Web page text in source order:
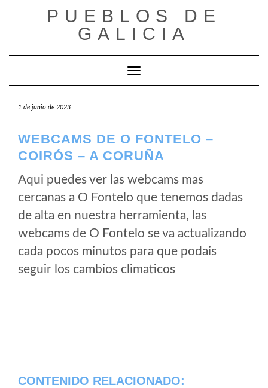
PUEBLOS DE
GALICIA
Cambiar modo de navegación
1 de junio de 2023
WEBCAMS DE O FONTELO –
COIRÓS – A CORUÑA
Aqui puedes ver las webcams mas
cercanas a O Fontelo que tenemos dadas
de alta en nuestra herramienta, las
webcams de O Fontelo se va actualizando
cada pocos minutos para que podais
seguir los cambios climaticos
CONTENIDO RELACIONADO: